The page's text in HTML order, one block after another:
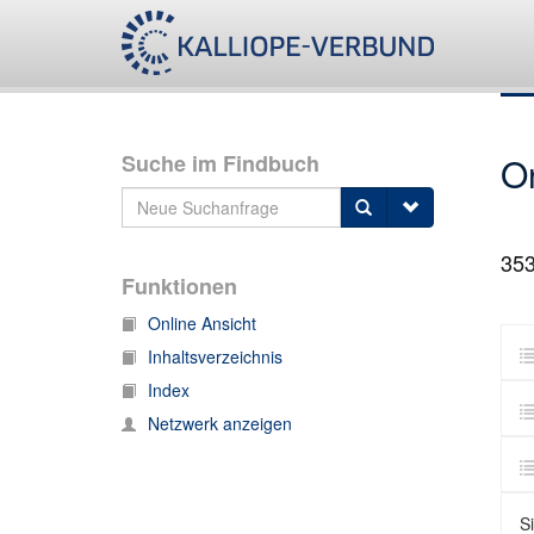
Suche im Findbuch
Funktionen
Online Ansicht
Inhaltsverzeichnis
Index
Netzwerk anzeigen